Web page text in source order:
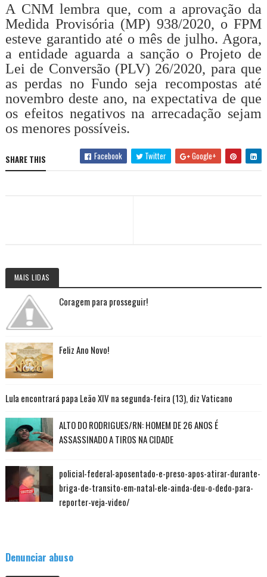
A CNM lembra que, com a aprovação da
Medida Provisória (MP) 938/2020, o FPM
esteve garantido até o mês de julho. Agora,
a entidade aguarda a sanção o Projeto de
Lei de Conversão (PLV) 26/2020, para que
as perdas no Fundo seja recompostas até
novembro deste ano, na expectativa de que
os efeitos negativos na arrecadação sejam
os menores possíveis.
SHARE THIS Facebook Twitter Google+
MAIS LIDAS
Coragem para prosseguir!
Feliz Ano Novo!
Lula encontrará papa Leão XIV na segunda-feira (13), diz Vaticano
ALTO DO RODRIGUES/RN: HOMEM DE 26 ANOS É
ASSASSINADO A TIROS NA CIDADE
policial-federal-aposentado-e-preso-apos-atirar-durante-
briga-de-transito-em-natal-ele-ainda-deu-o-dedo-para-
reporter-veja-video/
Denunciar abuso